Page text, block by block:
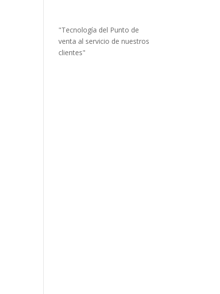
"Tecnología del Punto de
venta al servicio de nuestros
clientes"